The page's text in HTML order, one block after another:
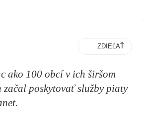
ZDIEĽAŤ
ako 100 obcí v ich širšom
poskytovať služby piaty